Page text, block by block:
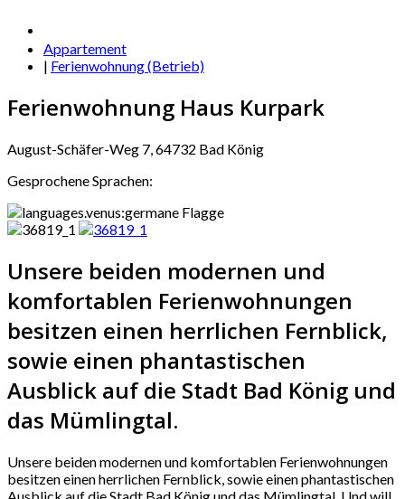
Appartement
| Ferienwohnung (Betrieb)
Ferienwohnung Haus Kurpark
August-Schäfer-Weg 7, 64732 Bad König
Gesprochene Sprachen:
Unsere beiden modernen und
komfortablen Ferienwohnungen
besitzen einen herrlichen Fernblick,
sowie einen phantastischen
Ausblick auf die Stadt Bad König und
das Mümlingtal.
Unsere beiden modernen und komfortablen Ferienwohnungen
besitzen einen herrlichen Fernblick, sowie einen phantastischen